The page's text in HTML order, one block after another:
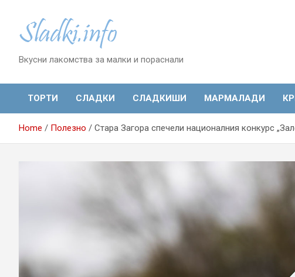
content
Вкусни лакомства за малки и пораснали
ТОРТИ СЛАДКИ СЛАДКИШИ МАРМАЛАДИ
Home Полезно Стара Загора спечели националния конкурс